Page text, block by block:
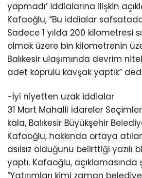
yapmadı’ iddialarına ilişkin
Kafaoğlu, “Bu iddialar
Sadece 1 yılda 200 kilometresi
olmak üzere bin kilometrenin
Balıkesir ulaşımında devrim
adet köprülü kavşak yaptık”
-İyi niyetten uzak iddialar
31 Mart Mahalli İdareler
kala, Balıkesir Büyükşehir
Kafaoğlu, hakkında ortaya
asılsız olduğunu belirttiği yazılı
yaptı. Kafaoğlu, açıklamasında
“Yatırımları kimi zaman